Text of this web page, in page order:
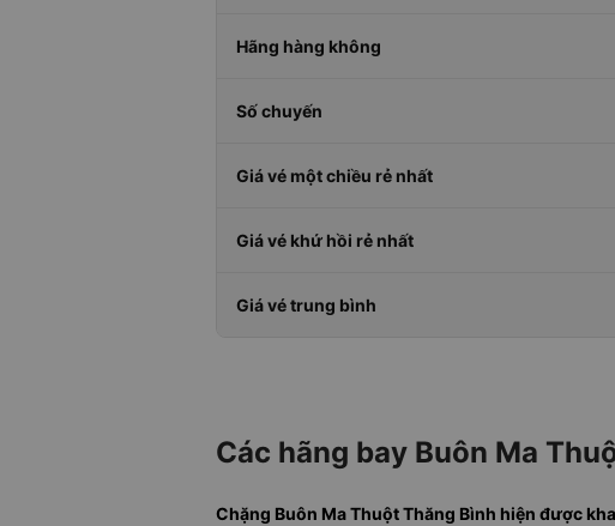
Hãng hàng không
Số chuyến
Giá vé một chiều rẻ nhất
Giá vé khứ hồi rẻ nhất
Giá vé trung bình
Các hãng bay Buôn Ma
Chặng Buôn Ma Thuột Thăng Bình hiện được